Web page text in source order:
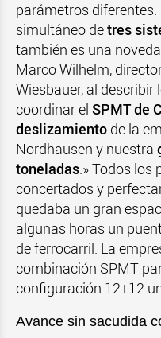
parámetros
simultáneo detres
también es una
Marco Wilhelm,
Wiesbauer, al
coordinar el SPMT de
deslizamiento de la
Nordhausen y nuestra
toneladas.» Todos los
concertados y
quedaba un gran
algunas horas un
de ferrocarril. La
combinación SPMT
configuración 12+12
Avance sin sacudida